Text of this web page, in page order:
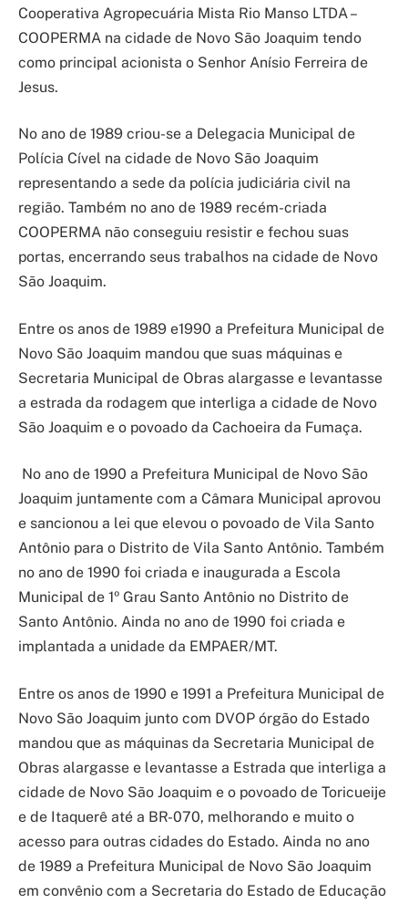
Cooperativa Agropecuária Mista Rio Manso LTDA –
COOPERMA na cidade de Novo São Joaquim tendo
como principal acionista o Senhor Anísio Ferreira de
Jesus.
No ano de 1989 criou-se a Delegacia Municipal de
Polícia Cível na cidade de Novo São Joaquim
representando a sede da polícia judiciária civil na
região. Também no ano de 1989 recém-criada
COOPERMA não conseguiu resistir e fechou suas
portas, encerrando seus trabalhos na cidade de Novo
São Joaquim.
Entre os anos de 1989 e1990 a Prefeitura Municipal de
Novo São Joaquim mandou que suas máquinas e
Secretaria Municipal de Obras alargasse e levantasse
a estrada da rodagem que interliga a cidade de Novo
São Joaquim e o povoado da Cachoeira da Fumaça.
No ano de 1990 a Prefeitura Municipal de Novo São
Joaquim juntamente com a Câmara Municipal aprovou
e sancionou a lei que elevou o povoado de Vila Santo
Antônio para o Distrito de Vila Santo Antônio. Também
no ano de 1990 foi criada e inaugurada a Escola
Municipal de 1º Grau Santo Antônio no Distrito de
Santo Antônio. Ainda no ano de 1990 foi criada e
implantada a unidade da EMPAER/MT.
Entre os anos de 1990 e 1991 a Prefeitura Municipal de
Novo São Joaquim junto com DVOP órgão do Estado
mandou que as máquinas da Secretaria Municipal de
Obras alargasse e levantasse a Estrada que interliga a
cidade de Novo São Joaquim e o povoado de Toricueije
e de Itaquerê até a BR-070, melhorando e muito o
acesso para outras cidades do Estado. Ainda no ano
de 1989 a Prefeitura Municipal de Novo São Joaquim
em convênio com a Secretaria do Estado de Educação